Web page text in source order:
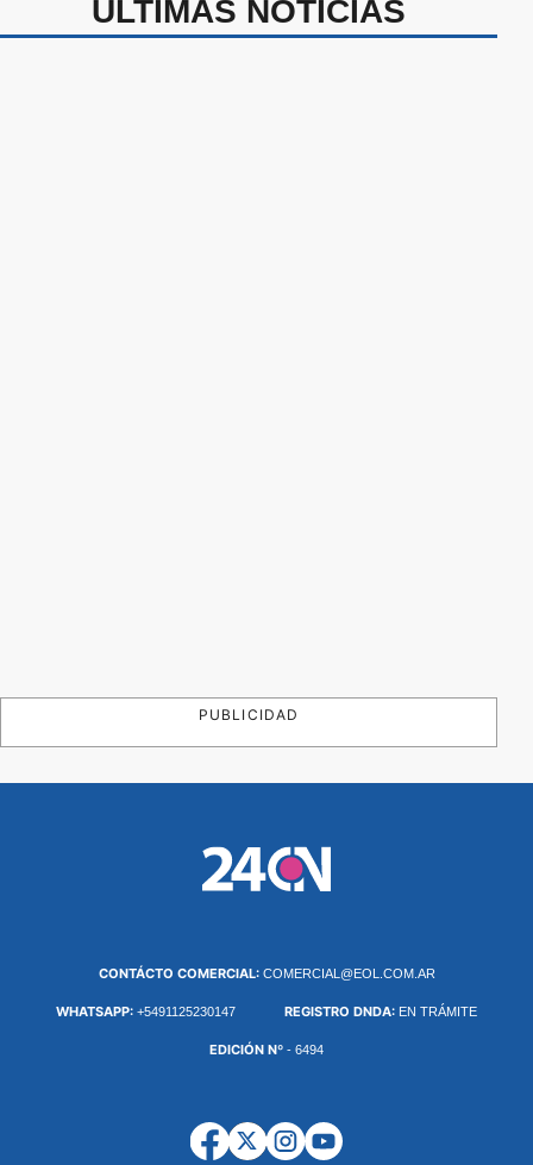
ÚLTIMAS NOTICIAS
PUBLICIDAD
CONTÁCTO COMERCIAL: COMERCIAL@EOL.COM.AR
WHATSAPP: +5491125230147 REGISTRO DNDA: EN TRÁMITE
EDICIÓN Nº - 6494